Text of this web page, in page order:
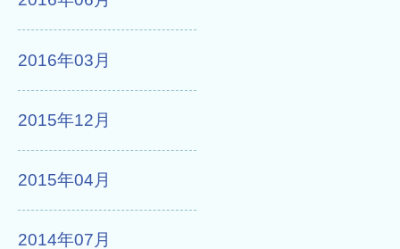
2016年03月
2015年12月
2015年04月
2014年07月